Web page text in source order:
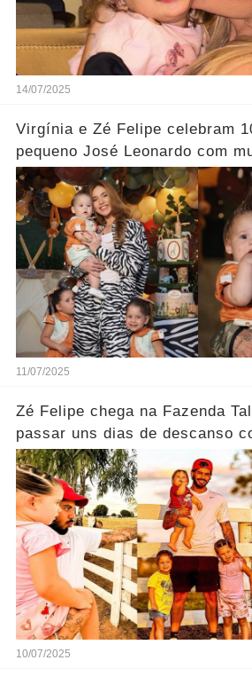
14/07/2025
Virgínia e Zé Felipe celebram
pequeno José Leonardo com
11/07/2025
Zé Felipe chega na Fazenda
passar uns dias de descanso
seus pais.... Ver mais
10/07/2025